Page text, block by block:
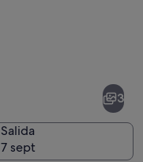
3
Salida
7 sept